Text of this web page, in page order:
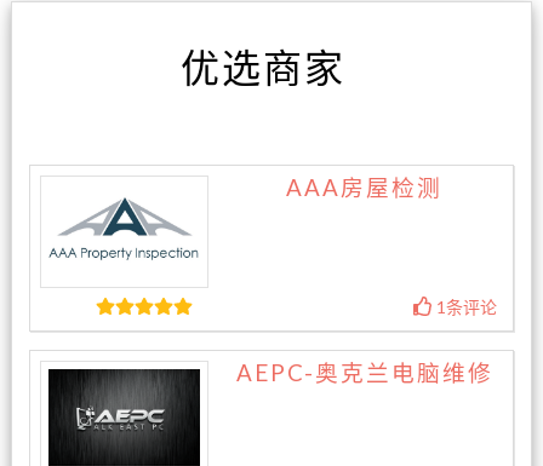
优选商家
AAA房屋检测
1条评论
AEPC-奥克兰电脑维修